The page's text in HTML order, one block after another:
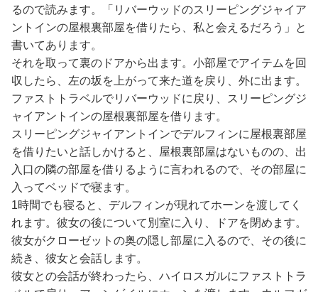
るので読みます。「リバーウッドのスリーピングジャイア
ントインの屋根裏部屋を借りたら、私と会えるだろう」と
書いてあります。
それを取って裏のドアから出ます。小部屋でアイテムを回
収したら、左の坂を上がって来た道を戻り、外に出ます。
ファストトラベルでリバーウッドに戻り、スリーピングジ
ャイアントインの屋根裏部屋を借ります。
スリーピングジャイアントインでデルフィンに屋根裏部屋
を借りたいと話しかけると、屋根裏部屋はないものの、出
入口の隣の部屋を借りるように言われるので、その部屋に
入ってベッドで寝ます。
1時間でも寝ると、デルフィンが現れてホーンを渡してく
れます。彼女の後について別室に入り、ドアを閉めます。
彼女がクローゼットの奥の隠し部屋に入るので、その後に
続き、彼女と会話します。
彼女との会話が終わったら、ハイロスガルにファストトラ